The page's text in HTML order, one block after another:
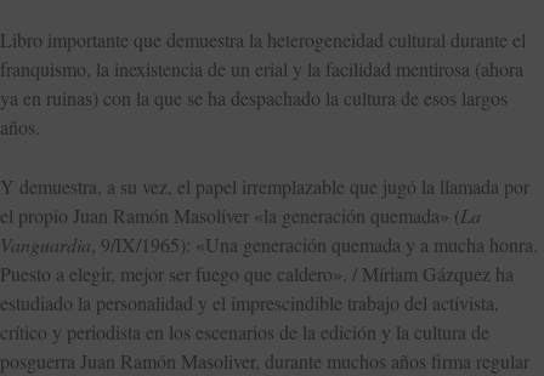
Libro importante que demuestra la heterogeneidad cultural durante el
franquismo, la inexistencia de un erial y la facilidad mentirosa (ahora
ya en ruinas) con la que se ha despachado la cultura de esos largos
años.
Y demuestra, a su vez, el papel irremplazable que jugó la llamada por
el propio Juan Ramón Masoliver «la generación quemada» (La
Vanguardia, 9/IX/1965): «Una generación quemada y a mucha honra.
Puesto a elegir, mejor ser fuego que caldero». / Míriam Gázquez ha
estudiado la personalidad y el imprescindible trabajo del activista,
crítico y periodista en los escenarios de la edición y la cultura de
posguerra Juan Ramón Masoliver, durante muchos años firma regular